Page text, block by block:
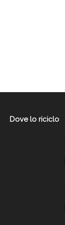
Dove lo riciclo